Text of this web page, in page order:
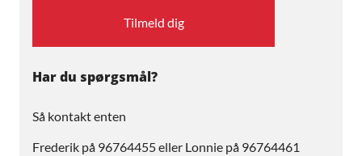
Tilmeld dig
Har du spørgsmål?
Så kontakt enten
Frederik på 96764455 eller Lonnie på 96764461